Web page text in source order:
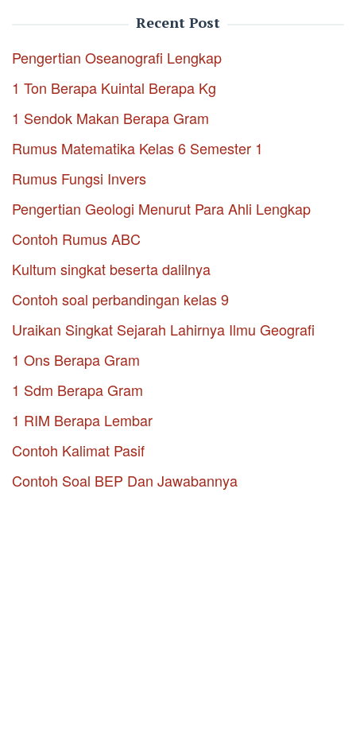
Recent Post
Pengertian Oseanografi Lengkap
1 Ton Berapa Kuintal Berapa Kg
1 Sendok Makan Berapa Gram
Rumus Matematika Kelas 6 Semester 1
Rumus Fungsi Invers
Pengertian Geologi Menurut Para Ahli Lengkap
Contoh Rumus ABC
Kultum singkat beserta dalilnya
Contoh soal perbandingan kelas 9
Uraikan Singkat Sejarah Lahirnya Ilmu Geografi
1 Ons Berapa Gram
1 Sdm Berapa Gram
1 RIM Berapa Lembar
Contoh Kalimat Pasif
Contoh Soal BEP Dan Jawabannya